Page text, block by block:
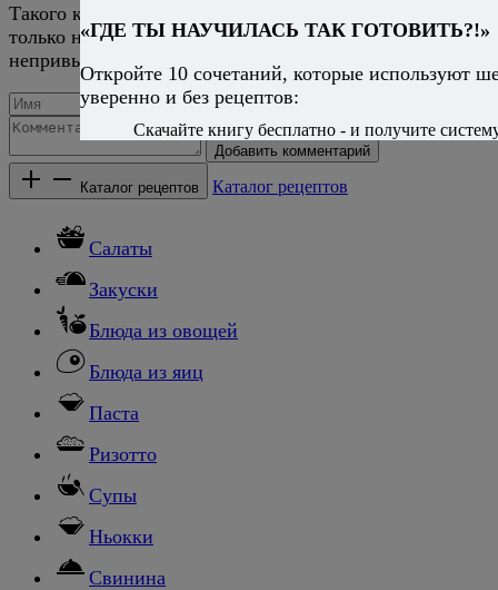
Такого конечно быть не должно, он чувствуется, но
только на периферии. Если вкус уксуса вам
непривычен или неприятен, уберите его вообще.
Добавить комментарий
Каталог рецептов Каталог рецептов
Салаты
Закуски
Блюда из овощей
Блюда из яиц
Паста
Ризотто
Супы
Ньокки
Свинина
«ГДЕ ТЫ НАУЧИЛАСЬ ТАК ГОТОВИТЬ?!»
Откройте 10 сочетаний, которые используют
уверенно и без рецептов:
Скачайте книгу бесплатно - и получите